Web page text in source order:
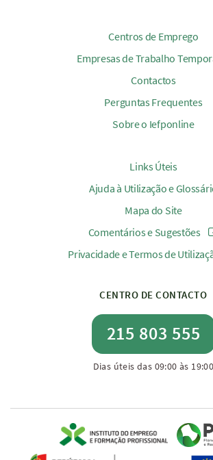
Centros de Emprego
Empresas de Trabalho
Contactos
Perguntas Frequentes
Sobre o Iefponline
Links Úteis
Ajuda à Utilização e
Mapa do Site
Comentários e Sugestões
Privacidade e Termos de
CENTRO DE CONTACTO
215 803 555
Dias úteis das 09:00 às 19:00